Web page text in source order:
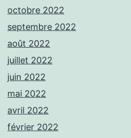
octobre 2022
septembre 2022
août 2022
juillet 2022
juin 2022
mai 2022
avril 2022
février 2022